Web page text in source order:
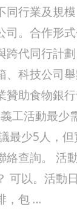
同行業及規
司。合作形
跨代同行計
、科技公司
贊助食物銀
工活動最少
最少5人，
絡查詢。 活
可以。活動
，包 …